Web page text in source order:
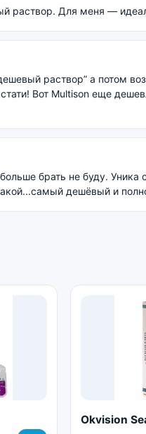
раствор. Для меня —
раствор” а потом
Вот Multison еще
брать не буду.
дешёвый и
Okvision